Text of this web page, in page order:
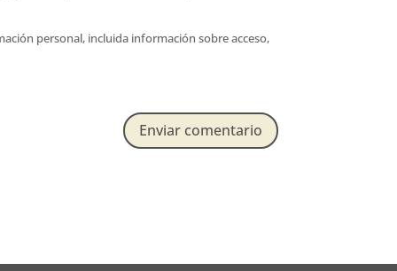
personal, incluida información sobre acceso,
Enviar comentario